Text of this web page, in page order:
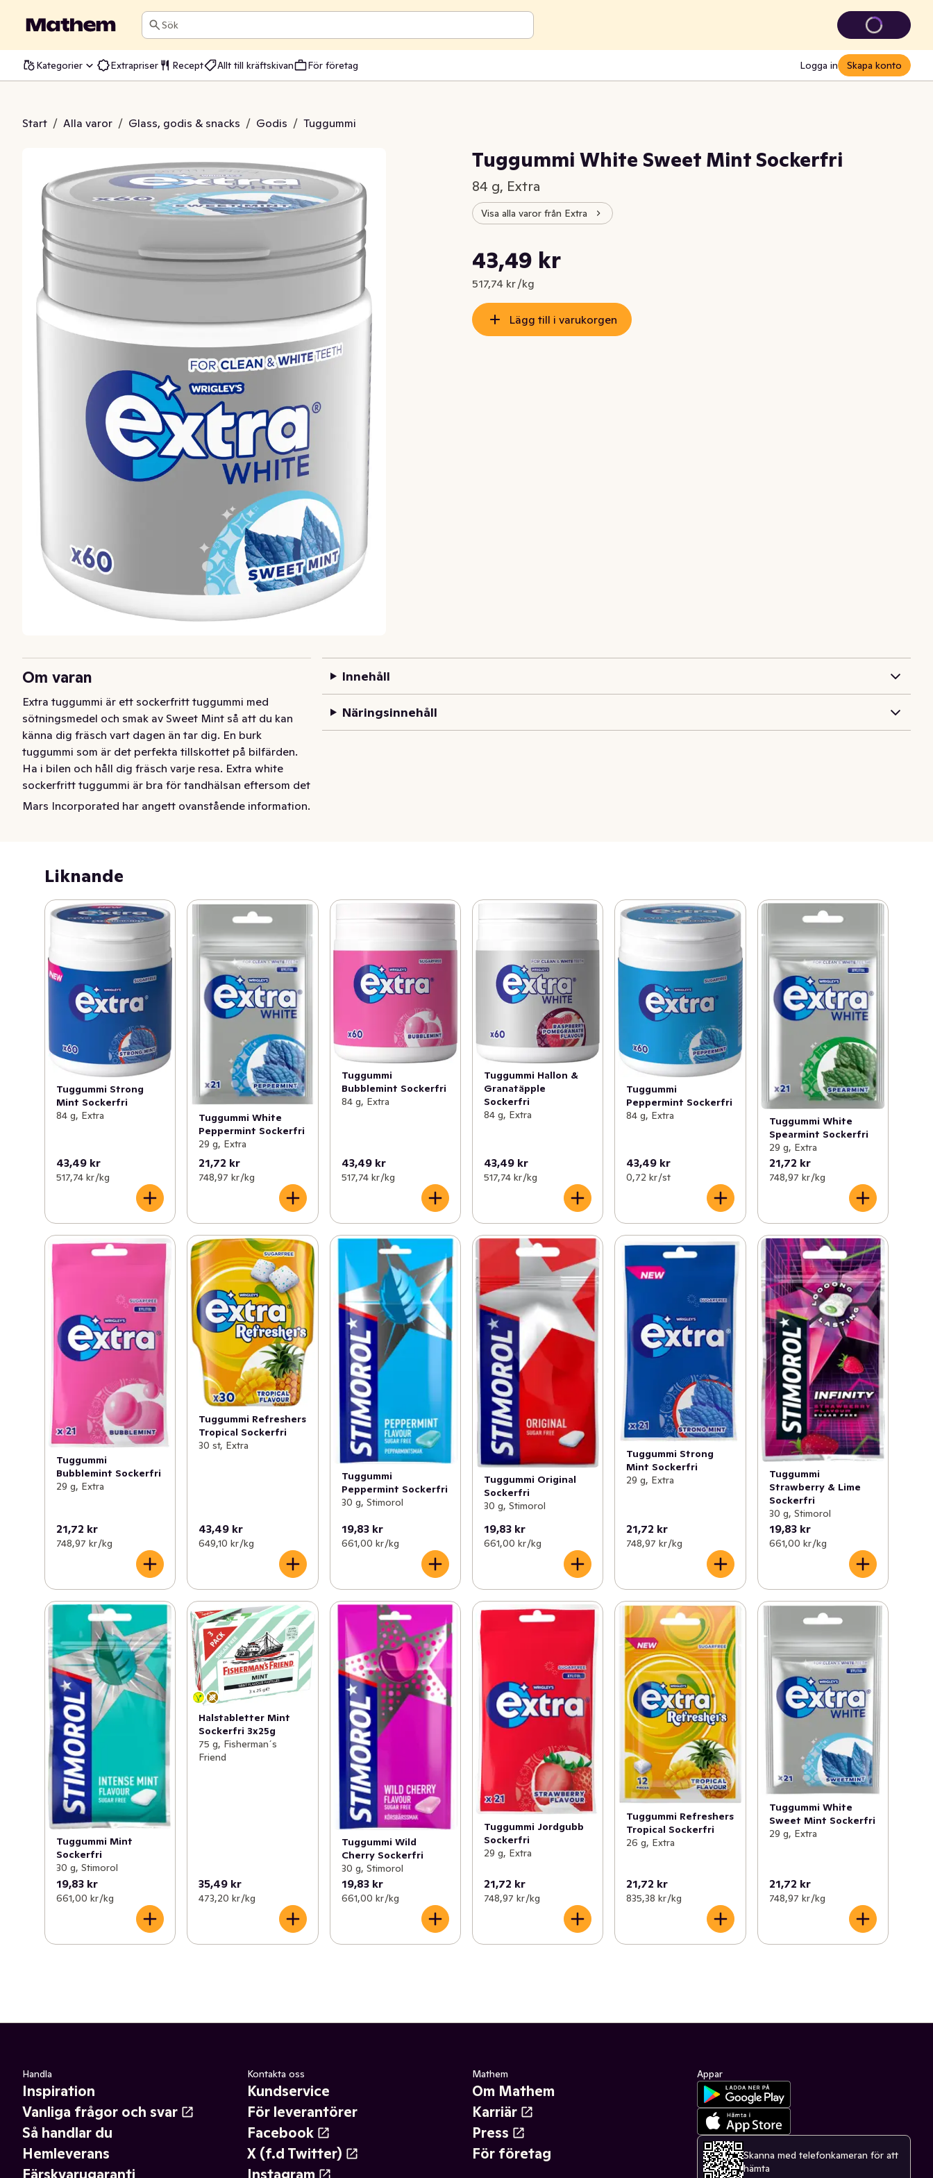
Sök
Kategorier Extrapriser Recept Allt till kräftskivan För företag Logga in Skapa konto
Start / Alla varor / Glass, godis & snacks / Godis / Tuggummi
Sweet Mint Sockerfri
Tuggummi White Sweet Mint Sockerfri
84 g, Extra
Visa alla varor från Extra
Nuvarande pris är: 43,49 kr
43,49 kr
517,74 kr /kg
Styckpris: 517,74 kr /kg
Lägg till i varukorgen
Om varan
Extra tuggummi är ett sockerfritt tuggummi med
sötningsmedel och smak av Sweet Mint så att du kan
känna dig fräsch vart dagen än tar dig. En burk
tuggummi som är det perfekta tillskottet på bilfärden.
Ha i bilen och håll dig fräsch varje resa. Extra white
sockerfritt tuggummi är bra för tandhälsan eftersom det
hjälper till att neutralisera placksyror. Detta Extra Sweet
Mars Incorporated har angett ovanstående information.
Innehåll
Näringsinnehåll
Liknande
Tuggummi Strong
Mint Sockerfri
84 g, Extra
43,49 kr
517,74 kr /kg
Tuggummi White
Peppermint Sockerfri
29 g, Extra
21,72 kr
748,97 kr /kg
Tuggummi
Bubblemint Sockerfri
84 g, Extra
43,49 kr
517,74 kr /kg
Tuggummi Hallon &
Granatäpple
Sockerfri
84 g, Extra
43,49 kr
517,74 kr /kg
Tuggummi
Peppermint Sockerfri
84 g, Extra
43,49 kr
0,72 kr /st
Tuggummi White
Spearmint Sockerfri
29 g, Extra
21,72 kr
748,97 kr /kg
Tuggummi
Bubblemint Sockerfri
29 g, Extra
21,72 kr
748,97 kr /kg
Tuggummi Refreshers
Tropical Sockerfri
30 st, Extra
43,49 kr
649,10 kr /kg
Tuggummi
Peppermint Sockerfri
30 g, Stimorol
19,83 kr
661,00 kr /kg
Tuggummi Original
Sockerfri
30 g, Stimorol
19,83 kr
661,00 kr /kg
Tuggummi Strong
Mint Sockerfri
29 g, Extra
21,72 kr
748,97 kr /kg
Tuggummi
Strawberry & Lime
Sockerfri
30 g, Stimorol
19,83 kr
661,00 kr /kg
Tuggummi Mint
Sockerfri
30 g, Stimorol
19,83 kr
661,00 kr /kg
Halstabletter Mint
Sockerfri 3x25g
75 g, Fisherman´s
Friend
35,49 kr
473,20 kr /kg
Tuggummi Wild
Cherry Sockerfri
30 g, Stimorol
19,83 kr
661,00 kr /kg
Tuggummi Jordgubb
Sockerfri
29 g, Extra
21,72 kr
748,97 kr /kg
Tuggummi Refreshers
Tropical Sockerfri
26 g, Extra
21,72 kr
835,38 kr /kg
Tuggummi White
Sweet Mint Sockerfri
29 g, Extra
21,72 kr
748,97 kr /kg
Handla
Inspiration
Vanliga frågor och svar
Så handlar du
Hemleverans
Kontakta oss
Kundservice
För leverantörer
Facebook
X (f.d Twitter)
Mathem
Om Mathem
Karriär
Press
För företag
Appar
Skanna med telefonkameran för att
hämta